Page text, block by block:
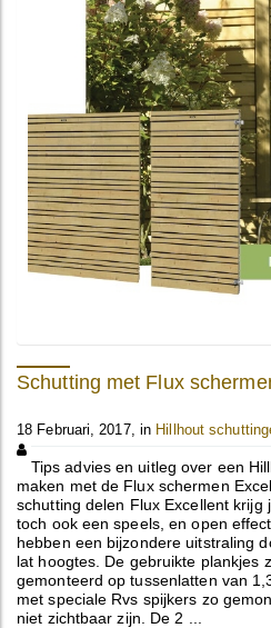
Schutting met Flux
18 Februari, 2017, in Hillhout
Tips advies en uitleg over een
maken met de Flux schermen
schutting delen Flux Excellent krijg
toch ook een speels, en open
hebben een bijzondere uitstraling
lat hoogtes. De gebruikte plankjes
gemonteerd op tussenlatten van
met speciale Rvs spijkers zo
niet zichtbaar zijn. De 2 ...